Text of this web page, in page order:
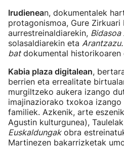
Irudienean, dokumentalek
protagonismoa, Gure Zirkuari
aurrestreinaldiarekin,
solasaldiarekin eta
batdokumental historikoaren
Kabia plaza digitalean,
berrien eta errealitate
murgiltzeko aukera izango
imajinaziorako txokoa izango
familiek. Azkenik, arte
Agustin kulturgunea),
Euskaldungakobra
Martinezen bakarrizketak